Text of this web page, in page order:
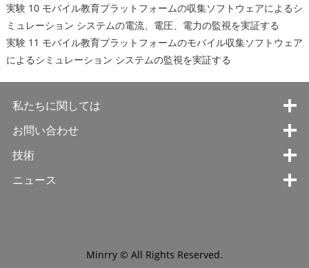
実験 10 モバイル教育プラットフォームの収集ソフトウェアによるシ
ミュレーション システムの電流、電圧、電力の監視を実証する
実験 11 モバイル教育プラットフォームのモバイル収集ソフトウェア
によるシミュレーション システムの監視を実証する
私たちに関しては
お問い合わせ
技術
ニュース
Minrry © All Rights Reserved.